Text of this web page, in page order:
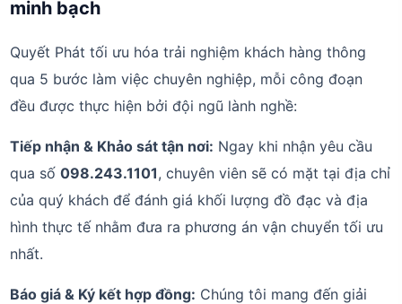
minh bạch
Quyết Phát tối ưu hóa trải nghiệm khách hàng thông
qua 5 bước làm việc chuyên nghiệp, mỗi công đoạn
đều được thực hiện bởi đội ngũ lành nghề:
Tiếp nhận & Khảo sát tận nơi: Ngay khi nhận yêu cầu
qua số098.243.1101, chuyên viên sẽ có mặt tại địa chỉ
của quý khách để đánh giá khối lượng đồ đạc và địa
hình thực tế nhằm đưa ra phương án vận chuyển tối ưu
nhất.
Báo giá & Ký kết hợp đồng: Chúng tôi mang đến giải